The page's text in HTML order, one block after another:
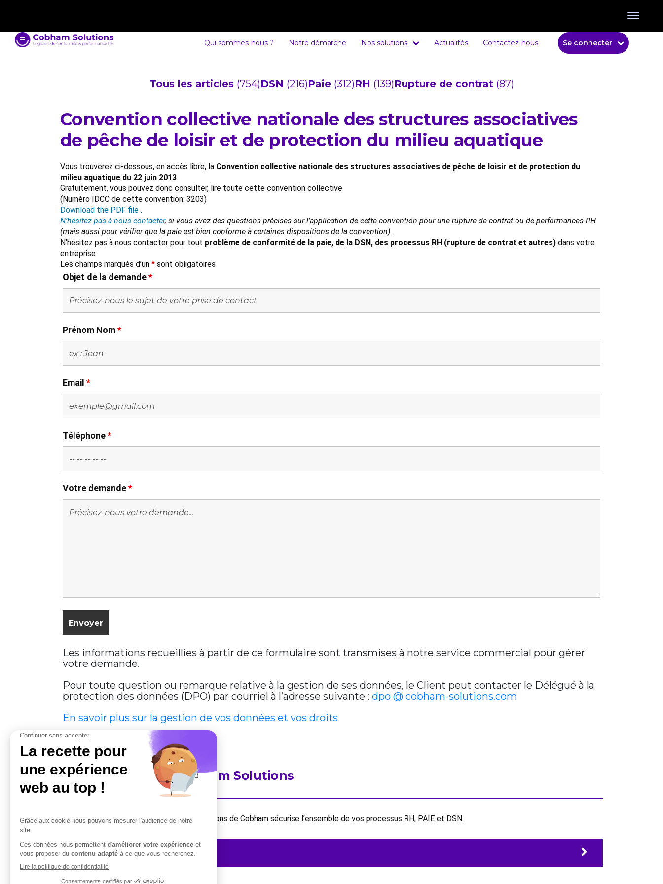
Qui sommes-nous ? Notre démarche Nos solutions Actualités Contactez-nous Se connecter
Tous les articles (754)DSN (216)Paie (312)RH (139)Rupture de contrat (87)
Convention collective nationale des structures associatives
de pêche de loisir et de protection du milieu aquatique
Vous trouverez ci-dessous, en accès libre, la Convention collective nationale des structures associatives de pêche de loisir et de protection du
milieu aquatique du 22 juin 2013.
Gratuitement, vous pouvez donc consulter, lire toute cette convention collective.
(Numéro IDCC de cette convention: 3203)
Download the PDF file .
N’hésitez pas à nous contacter, si vous avez des questions précises sur l’application de cette convention pour une rupture de contrat ou de performances RH
(mais aussi pour vérifier que la paie est bien conforme à certaines dispositions de la convention).
N'hésitez pas à nous contacter pour tout problème de conformité de la paie, de la DSN, des processus RH (rupture de contrat et autres) dans votre
entreprise
Les champs marqués d’un * sont obligatoires
Objet de la demande*
Prénom Nom*
Email *
Téléphone*
Votre demande*
Les informations recueillies à partir de ce formulaire sont transmises à notre service commercial pour gérer
votre demande.
Pour toute question ou remarque relative à la gestion de ses données, le Client peut contacter le Délégué à la
protection des données (DPO) par courriel à l’adresse suivante : dpo @ cobham-solutions.com
En savoir plus sur la gestion de vos données et vos droits
En savoir plus sur Cobham Solutions
Destiné aux professionnels, la suite de solutions de Cobham sécurise l’ensemble de vos processus RH, PAIE et DSN.
Contactez-nous